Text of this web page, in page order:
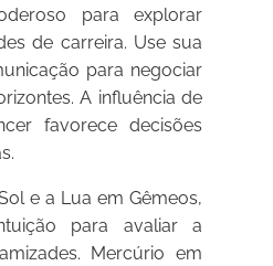
para explorar
de carreira. Use sua
para negociar
A influência de
favorece decisões
e a Lua em Gêmeos,
para avaliar a
Mercúrio em